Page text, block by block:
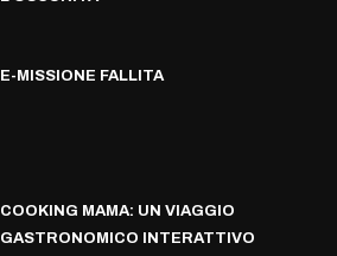
E-MISSIONE FALLITA
COOKING MAMA: UN VIAGGIO
GASTRONOMICO INTERATTIVO